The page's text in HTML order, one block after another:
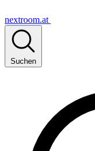
nextroom.at
Suchen